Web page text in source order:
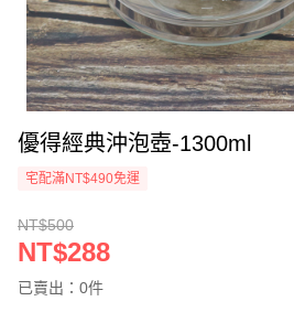
優得經典沖泡壺-1300ml
宅配滿NT$490免運
NT$500
NT$288
已賣出：0件